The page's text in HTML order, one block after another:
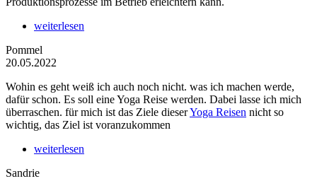
weiterlesen
Pommel
20.05.2022
Wohin es geht weiß ich auch noch nicht. was ich machen werde,
dafür schon. Es soll eine Yoga Reise werden. Dabei lasse ich mich
überraschen. für mich ist das Ziele dieserYoga Reisen nicht so
wichtig, das Ziel ist voranzukommen
weiterlesen
Sandrie